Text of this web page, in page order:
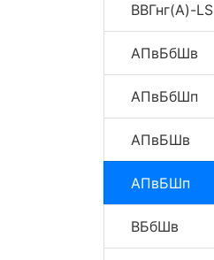
ВВГнг(A)-LS
АПвБбШв
АПвБбШп
АПвБШв
АПвБШп
ВБбШв